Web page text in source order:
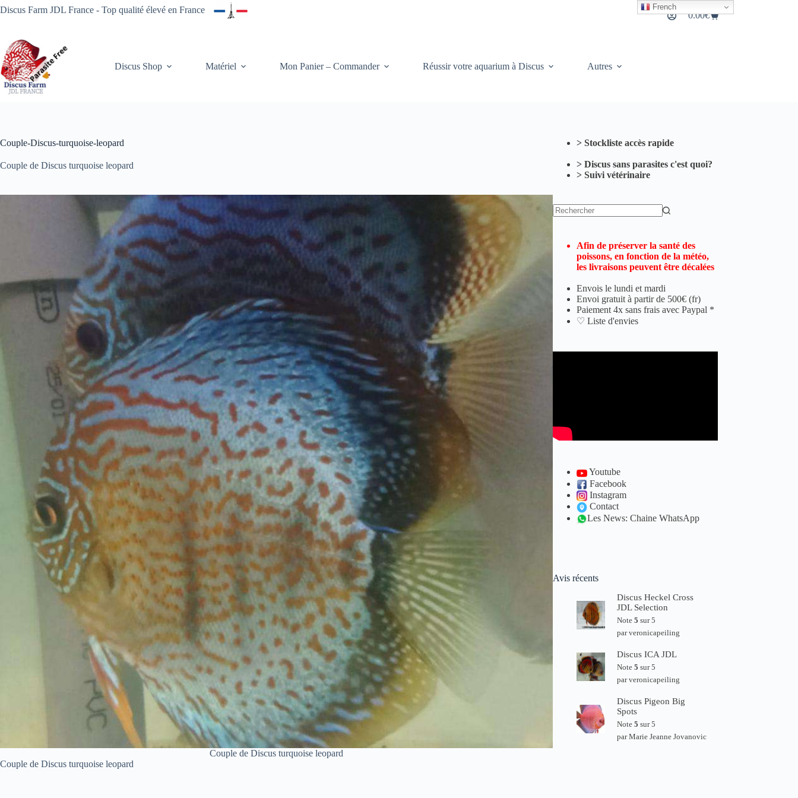
Passer
au
Discus Farm JDL France - Top qualité élevé en France
Panier
0.00€
Discus Shop Matériel Mon Panier – Commander Réussir votre aquarium à Discus Autres
Couple-Discus-turquoise-leopard
Couple de Discus turquoise leopard
Couple de Discus turquoise leopard
Couple de Discus turquoise leopard
> Stockliste accès rapide
> Discus sans parasites c'est quoi?
> Suivi vétérinaire
Afin de préserver la santé des
poissons, en fonction de la météo,
les livraisons peuvent être décalées
Envois le lundi et mardi
Envoi gratuit à partir de 500€ (fr)
Paiement 4x sans frais avec Paypal *
♡ Liste d'envies
Youtube
Facebook
Instagram
Contact
Les News: Chaine WhatsApp
Avis récents
Discus Heckel Cross
JDL Selection
Note5 sur 5
par veronicapeiling
Discus ICA JDL
Note5 sur 5
par veronicapeiling
Discus Pigeon Big
Spots
Note5 sur 5
par Marie Jeanne Jovanovic
French